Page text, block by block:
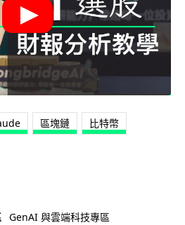
區塊鏈 比特幣
GenAI 與雲端科技專區